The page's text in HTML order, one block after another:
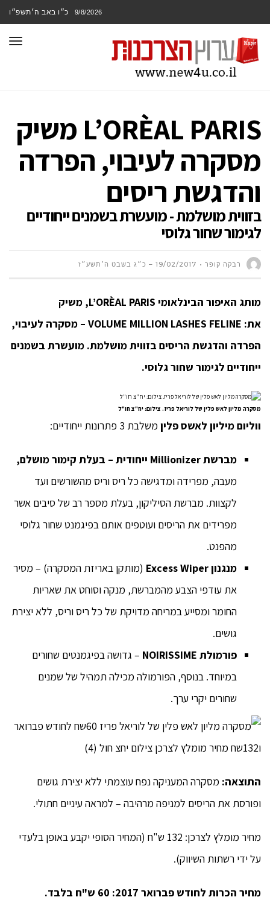
9/8/2026 כ״ו באב ה׳תשפ״ו
L’ORÈAL PARIS משיק
מסקרה לעיבוי, הפרדה
והדגשת ריסים
בזווית מושלמת - מועשרת בשמנים ייחודיים
לגימור שחור גלוסי
רבקה קופר 19/02/2017 – כ״ג בשבט ה׳תשע״ז
מותג האיפור הבינלאומי L’ORÈAL PARIS, משיק
את: VOLUME MILLION LASHES FELINE –
מסקרה לעיבוי,
הפרדה והדגשת הריסים בזווית מושלמת. מועשרת בשמנים
ייחודיים לגימור שחור גלוסי.
מסקרה מליון לאש פלין של לוריאל פריז. צילום: יח"צ חו"ל
ווליום מיליון לאשספלין משלבת 3 פתרונות ייחודיים:
מברשתMillionizer ייחודית – בעלת קימור מושלם,
מעבה, מפרידה ומדגישה כל ריס וריס מהשורשים ועד
לקצוות. מברשת הסיליקון, בעלת מספר רב של סיבים אשר
מפרידים את הריסים ועוטפים אותם בפיגמנט שחור גלוסי
מהפנט.
מנגנוןExcess Wiper (מותקן באריזת המסקרה) – מסיר
את עודפי הצבע מהמברשת, מנקה וסוחט את שאריות
החומר ומסייע במריחה מדויקת של כל ריס וריס, ללא יצירת
גושים.
פורמולת NOIRISSIME – גדושה בפיגמנטים שחורים
במיוחד. בנוסף, הפורמולה מכילה תמהיל של שמנים
שחורים יקרי ערך.
התוצאה: מסקרה המעניקה נפח עוצמתי ללא יצירת גושים
ופורסת את הריסים למניפה מרהיבה – למראה עיניים חתולי.
מחיר מומלץ לצרכן: 132 ש"ח (המחיר הסופי יקבע באופן בלעדי
על ידי רשתות השיווק).
מחיר הכרות לחודש פברואר 2017: 60 ש"ח בלבד.